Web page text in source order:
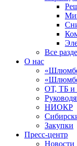
Все
О нас
ОТ, ТБ
НИОКР
Закупки
Пресс-центр
Новости